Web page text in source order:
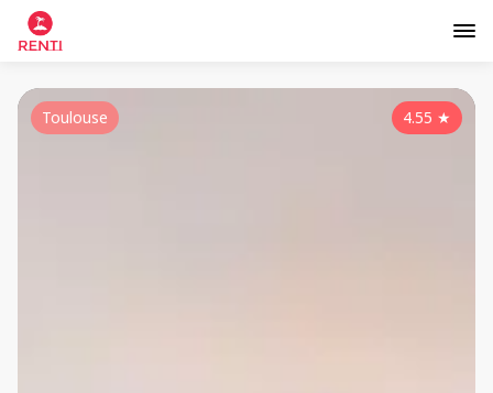
4.55 ★
Toulouse